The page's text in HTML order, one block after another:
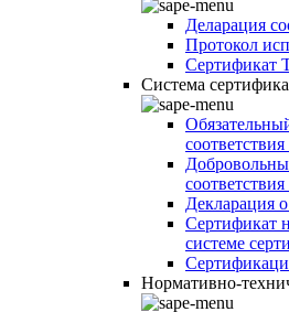
Деларация
Протокол
Сертификат
Система
Декларация
Сертификат
системе
Нормативно-